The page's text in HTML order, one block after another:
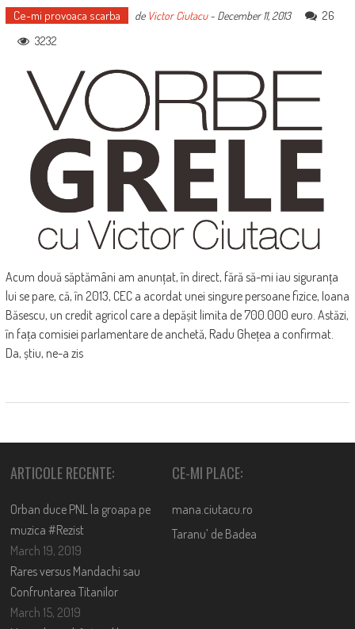
Ce-mi provoaca scarba de Victor Ciutacu- December 11, 2013
26
3232
Acum două săptămâni am anunțat, în direct, fără să-mi iau siguranța
lui se pare, că, în 2013, CEC a acordat unei singure persoane fizice, Ioana
Băsescu, un credit agricol care a depășit limita de 700.000 euro. Astăzi,
în fața comisiei parlamentare de anchetă, Radu Ghețea a confirmat.
Da, știu, ne-a zis
ARTICOLE RECENTE:
Orban duce PNL la groapa pe
muzica #Rezist
March 19, 2019
Rares versus Mandachi sau
Confruntarea Titanilor
March 15, 2019
CE-MI PLACE:
mana.ciutacu.ro
Taranu’ de Badea